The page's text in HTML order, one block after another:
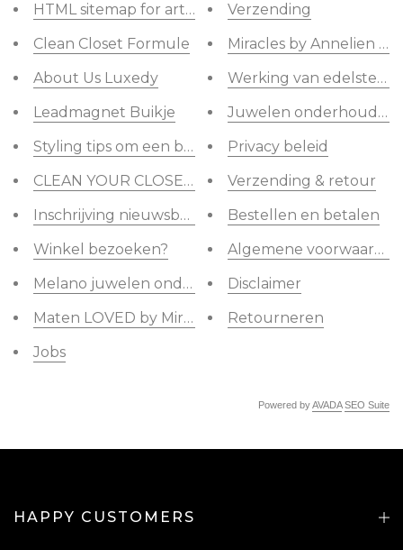
HTML sitemap for articles
Clean Closet Formule
About Us Luxedy
Leadmagnet Buikje
Styling tips om een buikje te camoufleren
CLEAN YOUR CLOSET CHALLENGE
Inschrijving nieuwsbrief
Winkel bezoeken?
Melano juwelen onderhouden
Maten LOVED by Miracles
Jobs
Verzending
Miracles by Annelien
Werking van
Juwelen onderhouden
Privacy beleid
Verzending & retour
Bestellen en betalen
Algemene voorwaarden
Disclaimer
Retourneren
Powered byAVADA SEO Suite
HAPPY CUSTOMERS